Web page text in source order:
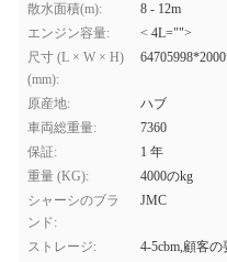
散水面積(m):
8 - 12m
エンジン容量:
< 4L="">
尺寸 (L × W × H)
(mm):
原産地:
ハブ
車両総重量:
7360
保証:
1 年
重量 (KG):
4000のkg
シャーシのブラ
ンド:
JMC
ストレージ:
4-5cbm,顧客の